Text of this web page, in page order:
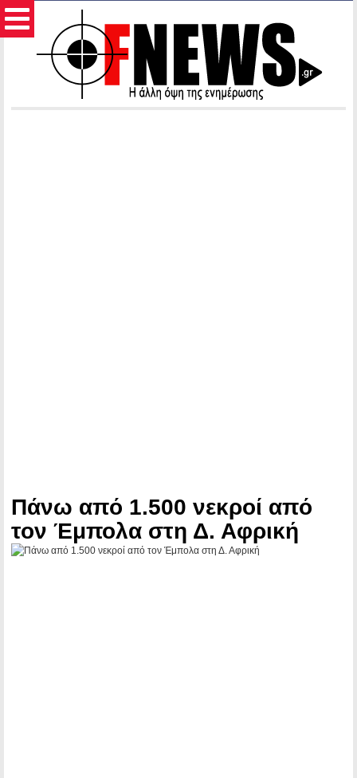
Πάνω από 1.500 νεκροί από
τον Έμπολα στη Δ. Αφρική